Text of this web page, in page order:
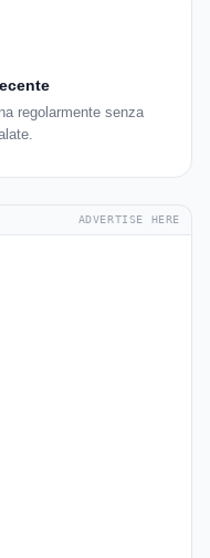
regolarmente senza
ADVERTISE HERE